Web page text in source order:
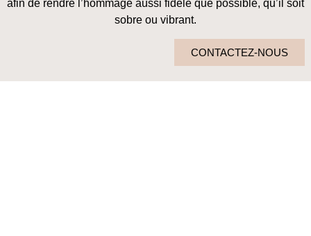
afin de rendre l’hommage aussi fidèle que possible, qu’il soit
sobre ou vibrant.
CONTACTEZ-NOUS